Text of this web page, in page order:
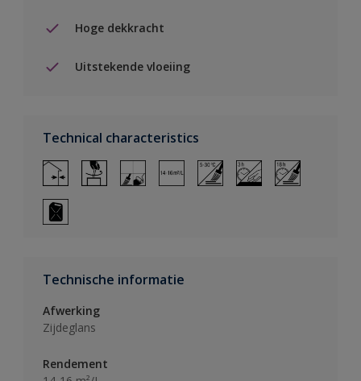
Hoge dekkracht
Uitstekende vloeiing
Technical characteristics
Technische informatie
Afwerking
Zijdeglans
Rendement